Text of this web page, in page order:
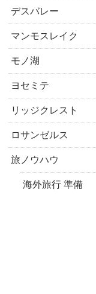
デスバレー
マンモスレイク
モノ湖
ヨセミテ
リッジクレスト
ロサンゼルス
旅ノウハウ
海外旅行 準備